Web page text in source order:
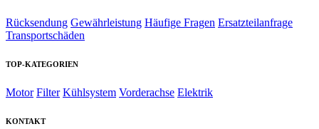
Rücksendung Gewährleistung Häufige Fragen Ersatzteilanfrage
Transportschäden
TOP-KATEGORIEN
Motor Filter Kühlsystem Vorderachse Elektrik
KONTAKT